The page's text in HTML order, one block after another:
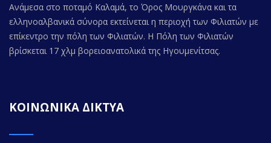
Ανάμεσα στο ποταμό Καλαμά, το Όρος Μουργκάνα και τα
ελληνοαλβανικά σύνορα εκτείνεται η περιοχή των Φιλιατών με
επίκεντρο την πόλη των Φιλιατών. Η Πόλη των Φιλιατών
βρίσκεται 17 χλμ βορειοανατολικά της Ηγουμενίτσας.
ΚΟΙΝΩΝΙΚΑ ΔΙΚΤΥΑ